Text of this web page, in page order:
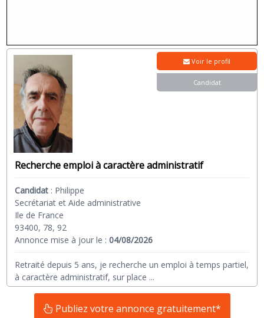
Recherche emploi à caractère administratif
Candidat : Philippe
Secrétariat et Aide administrative
Ile de France
93400, 78, 92
Annonce mise à jour le :04/08/2026
Retraité depuis 5 ans, je recherche un emploi à temps partiel,
à caractère administratif, sur place ...
Voir le profil
Candidat
Publiez votre annonce gratuitement*